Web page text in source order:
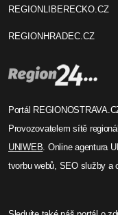
REGIONLIBERECKO.CZ
REGIONHRADEC.CZ
Portál
Provozovatelem sítě
UNIWEB. Online agentura
tvorbu webů, SEO služby a